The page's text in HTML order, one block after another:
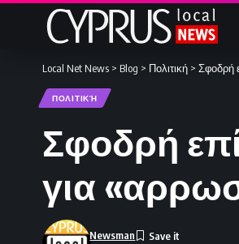
Local Net News > Blog > Πολιτική > Σφοδρή
ΠΟΛΙΤΙΚΉ
Σφοδρή
για
Newsman